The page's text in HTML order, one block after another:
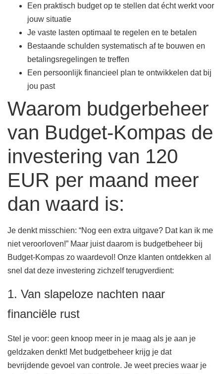
Een praktisch budget op te stellen dat écht werkt voor
jouw situatie
Je vaste lasten optimaal te regelen en te betalen
Bestaande schulden systematisch af te bouwen en
betalingsregelingen te treffen
Een persoonlijk financieel plan te ontwikkelen dat bij
jou past
Waarom budgerbeheer
van Budget-Kompas de
investering van 120
EUR per maand meer
dan waard is:
Je denkt misschien: “Nog een extra uitgave? Dat kan ik me
niet veroorloven!” Maar juist daarom is budgetbeheer bij
Budget-Kompas zo waardevol! Onze klanten ontdekken al
snel dat deze investering zichzelf terugverdient:
1. Van slapeloze nachten naar
financiële rust
Stel je voor: geen knoop meer in je maag als je aan je
geldzaken denkt! Met budgetbeheer krijg je dat
bevrijdende gevoel van controle. Je weet precies waar je